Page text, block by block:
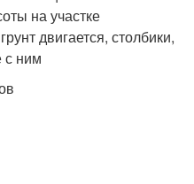
на участке
двигается, столбики,
с ним